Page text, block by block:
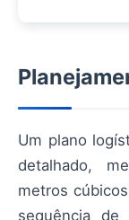
Um plano
detalhado,
metros
sequência de